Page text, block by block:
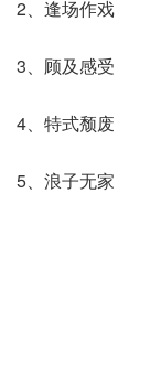
2、逢场作戏
3、顾及感受
4、特式颓废
5、浪子无家